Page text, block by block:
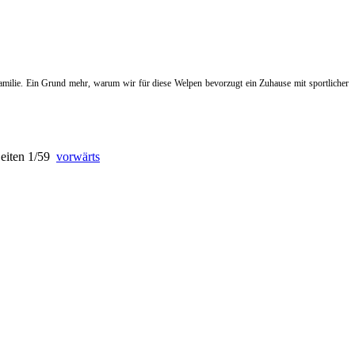
Ein Grund mehr, warum wir für diese Welpen bevorzugt ein Zuhause mit sportlicher
1/59 vorwärts